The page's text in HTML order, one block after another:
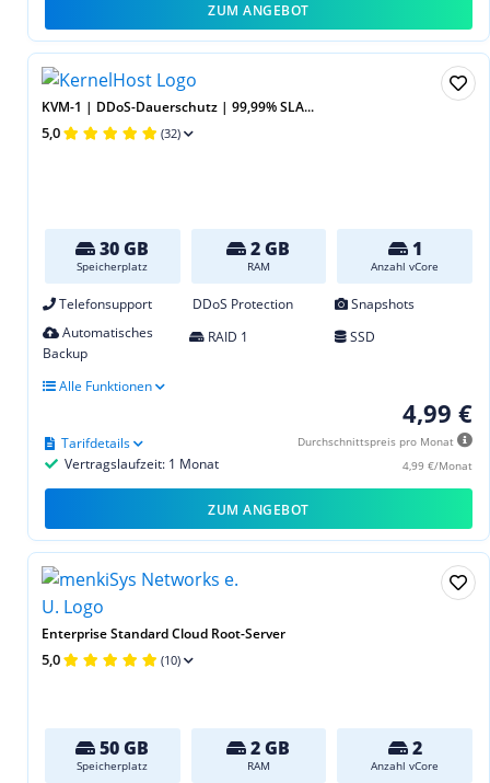
ZUM ANGEBOT
KVM-1 | DDoS-Dauerschutz | 99,99% SLA...
5,0 (32)
30 GB
Speicherplatz
2 GB
RAM
1
Anzahl vCore
Telefonsupport DDoS Protection
Snapshots
Automatisches
Backup
RAID 1 SSD
Alle Funktionen
4,99 €
Durchschnittspreis pro Monat
4,99 €/Monat
Vertragslaufzeit: 1 Monat
Tarifdetails
ZUM ANGEBOT
Enterprise Standard Cloud Root-Server
5,0 (10)
50 GB
Speicherplatz
2 GB
RAM
2
Anzahl vCore